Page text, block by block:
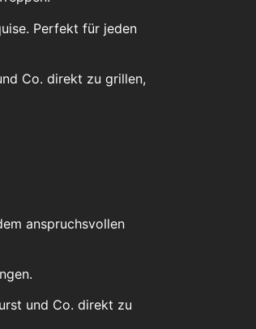
Perfekt für jeden
Co. direkt zu grillen,
anspruchsvollen
und Co. direkt zu